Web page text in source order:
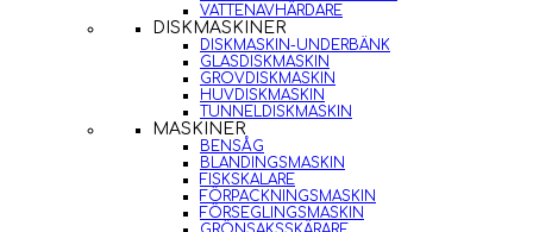
VATTENAVHÄRDARE
DISKMASKINER
DISKMASKIN-UNDERBÄNK
GLASDISKMASKIN
GROVDISKMASKIN
HUVDISKMASKIN
TUNNELDISKMASKIN
MASKINER
BENSÅG
BLANDINGSMASKIN
FISKSKALARE
FÖRPACKNINGSMASKIN
FÖRSEGLINGSMASKIN